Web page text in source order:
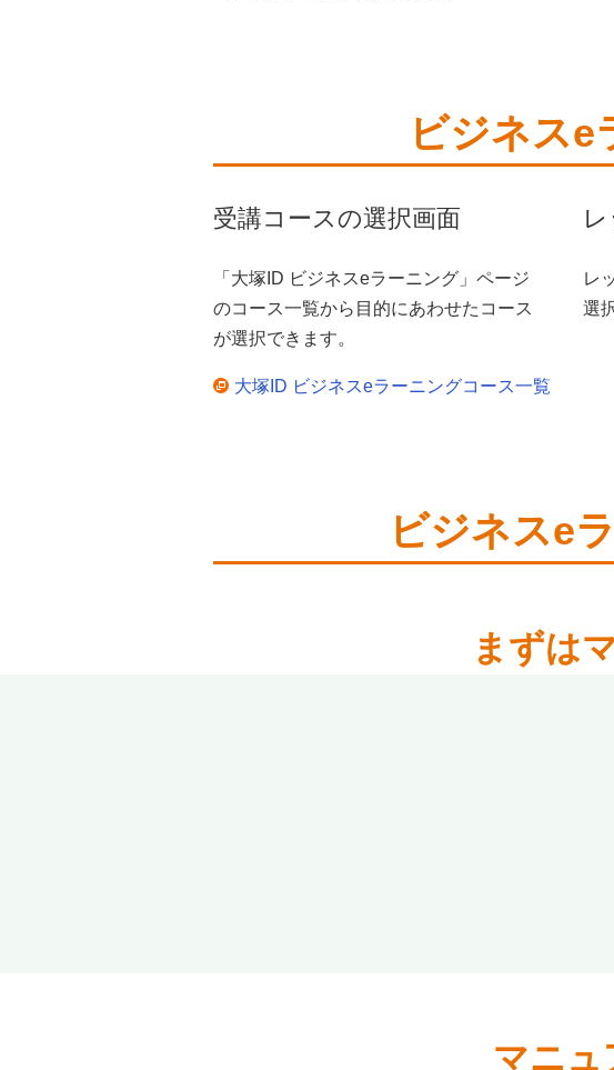
ビジネスe
受講コースの選択画面
「大塚ID ビジネスeラーニング」ページ
のコース一覧から目的にあわせたコース
が選択できます。
レ
選
大塚ID ビジネスeラーニングコース一覧
ビジネスe
まずは
マニ